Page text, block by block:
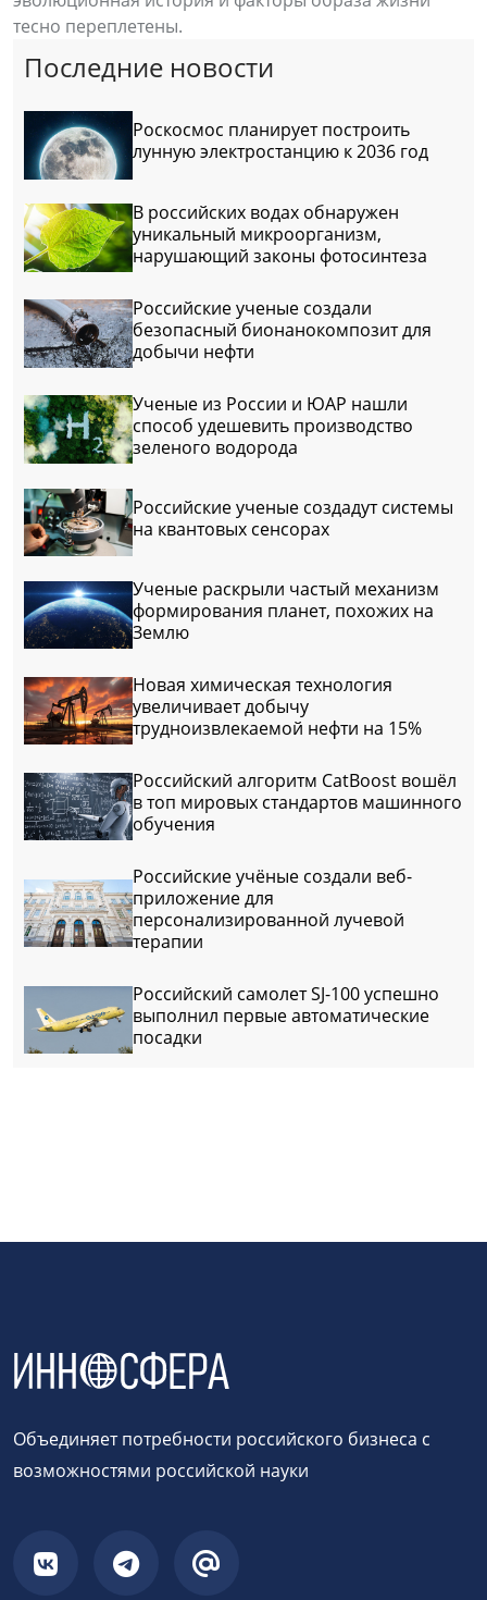
тесно переплетены.
Последние новости
Роскосмос планирует построить
лунную электростанцию к 2036 год
В российских водах обнаружен
уникальный микроорганизм,
нарушающий законы фотосинтеза
Российские ученые создали
безопасный бионанокомпозит для
добычи нефти
Ученые из России и ЮАР нашли
способ удешевить производство
зеленого водорода
Российские ученые создадут системы
на квантовых сенсорах
Ученые раскрыли частый механизм
формирования планет, похожих на
Землю
Новая химическая технология
увеличивает добычу
трудноизвлекаемой нефти на 15%
Российский алгоритм CatBoost вошёл
в топ мировых стандартов машинного
обучения
Российские учёные создали веб-
приложение для
персонализированной лучевой
терапии
Российский самолет SJ-100 успешно
выполнил первые автоматические
посадки
Объединяет потребности российского бизнеса с
возможностями российской науки